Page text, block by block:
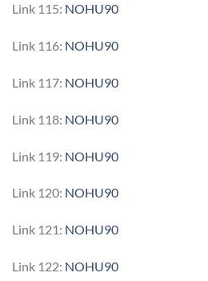
Link 115: NOHU90
Link 116: NOHU90
Link 117: NOHU90
Link 118: NOHU90
Link 119: NOHU90
Link 120: NOHU90
Link 121: NOHU90
Link 122: NOHU90